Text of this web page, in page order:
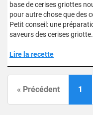
base de cerises griottes
pour autre chose que des
Petit conseil: une
saveurs des cerises griotte.
Lire la recette
« Précédent 1